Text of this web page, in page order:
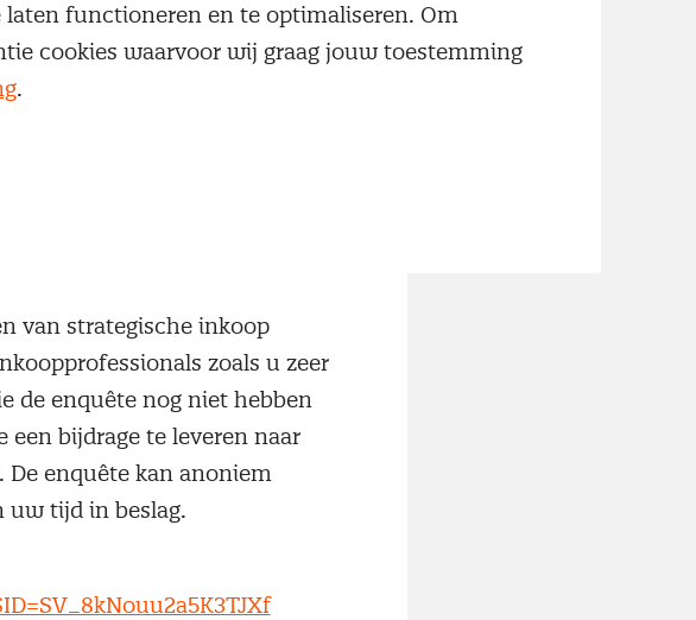
naar strategische inkoop
onderzoek heeft al inzicht
selectie en evaluatie.
performance van een
van strategische inkoop
zoals u zeer
de enquête nog niet hebben
bijdrage te leveren naar
enquête kan anoniem
uw tijd in beslag.
functioneren en te optimaliseren. Om
cookies waarvoor wij graag jouw toestemming
.